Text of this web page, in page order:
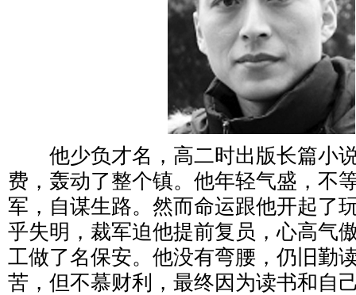
他少负才名，高二时出版长篇小
费，轰动了整个镇。他年轻气盛，不
军，自谋生路。然而命运跟他开起了
乎失明，裁军迫他提前复员，心高气
工做了名保安。他没有弯腰，仍旧勤
苦，但不慕财利，最终因为读书和自